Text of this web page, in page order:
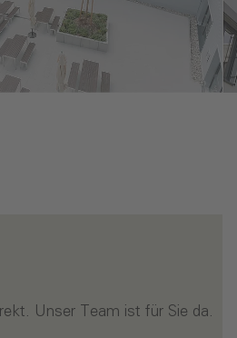
Unser Team ist für Sie da.